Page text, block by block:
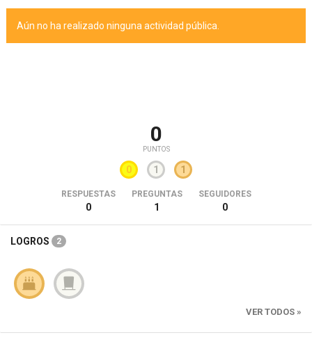
Aún no ha realizado ninguna actividad pública.
0
PUNTOS
0 1 1
RESPUESTAS
0
PREGUNTAS
1
SEGUIDORES
0
LOGROS 2
VER TODOS »